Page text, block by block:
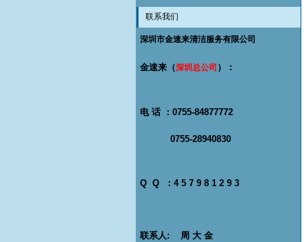
联系我们
深圳市金速来清洁服务有限公司
金速来（深圳总公司 ）：
电 话 ：0755-84877772
0755-28940830
Q Q ：4 5 7 9 8 1 2 9 3
联系人: 周 大 金